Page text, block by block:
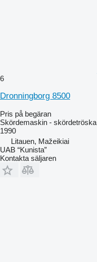
6
Dronningborg 8500
Pris på begäran
Skördemaskin - skördetröska
1990
Litauen, Mažeikiai
UAB “Kunista”
Kontakta säljaren